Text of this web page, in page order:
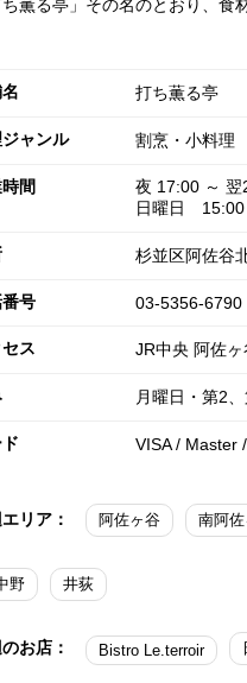
ち薫る亭」その名のとおり、食
打ち薫る亭
ャンル 割烹・小料理
間
夜 17:00 ～ 翌
日曜日 15:00
杉並区阿佐谷
号 03-5356-6790
ス JR中央 阿佐
月曜日・第2
VISA / Master
リア： 阿佐ヶ谷 南阿
野 井荻
お店： Bistro Le.terroir